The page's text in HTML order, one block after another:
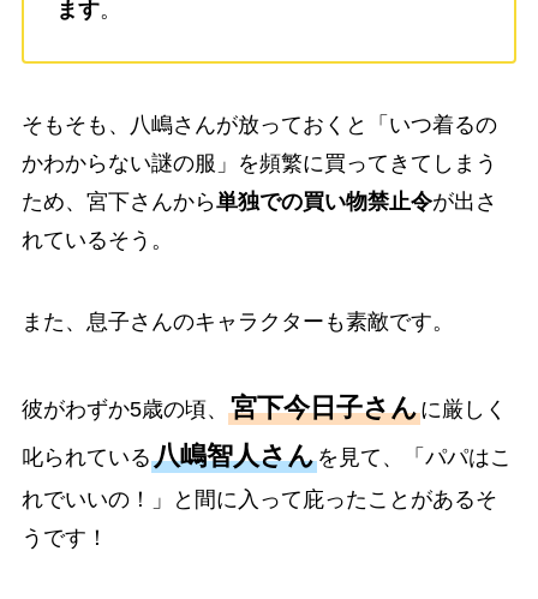
ます。
そもそも、八嶋さんが放っておくと「いつ着るの
かわからない謎の服」を頻繁に買ってきてしまう
ため、宮下さんから単独での買い物禁止令が出さ
れているそう。
また、息子さんのキャラクターも素敵です。
彼がわずか5歳の頃、 宮下今日子さんに厳しく
叱られている八嶋智人さんを見て、「パパはこ
れでいいの！」と間に入って庇ったことがあるそ
うです！